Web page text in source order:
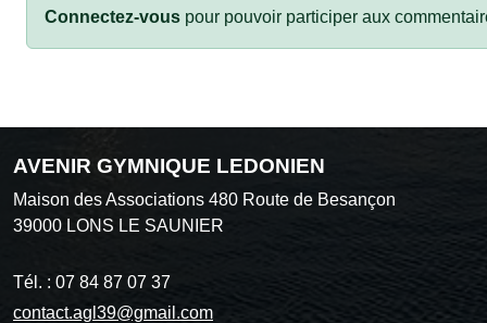
Connectez-vous pour pouvoir participer aux
AVENIR GYMNIQUE LEDONIEN
Maison des Associations 480 Route de Besançon
39000 LONS LE SAUNIER
Tél. : 07 84 87 07 37
contact.agl39@gmail.com